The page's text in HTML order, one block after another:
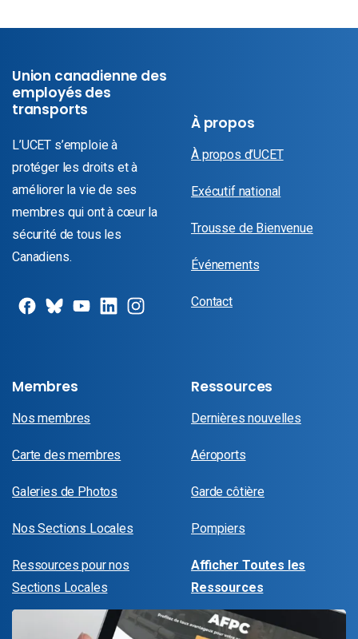
Union canadienne des
employés des
transports
L’UCET s’emploie à
protéger les droits et à
améliorer la vie de ses
membres qui ont à cœur la
sécurité de tous les
Canadiens.
À propos
À propos d’UCET
Exécutif national
Trousse de Bienvenue
Événements
Contact
Membres
Nos membres
Carte des membres
Galeries de Photos
Nos Sections Locales
Ressources pour nos
Sections Locales
Ressources
Dernières nouvelles
Aéroports
Garde côtière
Pompiers
Afficher Toutes les
Ressources